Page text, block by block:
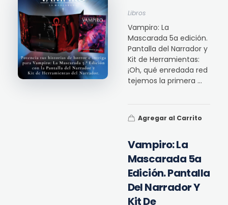
Vampiro: La
Mascarada 5a
Edición. Pantalla
Del Narrador Y
Kit De
Libros
Vampiro: La
Mascarada 5a edición.
Pantalla del Narrador y
Kit de Herramientas:
¡Oh, qué enredada red
tejemos la primera ...
Agregar al Carrito